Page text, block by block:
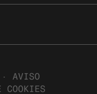
· AVISO
COOKIES